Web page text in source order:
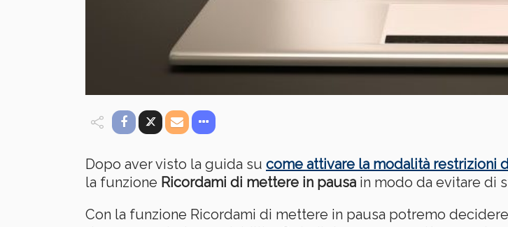
Dopo aver visto la guida su come attivare la modalità restrizioni
la funzione Ricordami di mettere in pausa in modo da evitare di
Con la funzione Ricordami di mettere in pausa potremo